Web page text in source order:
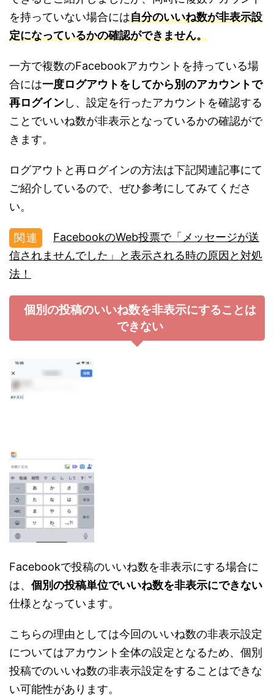
を持っていない場合には自分のいいね数が非表示設
定になっているかの確認ができません。
一方で複数のFacebookアカウントを持っている場
合には一度ログアウトをしてから別のアカウントで
再ログインし、設定を行ったアカウントを確認する
ことでいいね数が非表示となっているかの確認がで
きます。
ログアウトと再ログインの方法は下記関連記事にて
ご紹介しているので、ぜひ参考にしてみてくださ
い。
FacebookのWeb投票で「メッセージが送
信されませんでした」と表示される時の原因と対処
法！
個別の投稿のいいね数を非表示にすることは
できない
Facebookで投稿のいいね数を非表示にする場合に
は、 個別の投稿単位でいいね数を非表示にできない
仕様となっています。
こちらの理由としては今回のいいね数の非表示設定
についてはアカウント全体の設定となるため、個別
投稿でのいいね数の非表示設定をすることはできな
い可能性があります。